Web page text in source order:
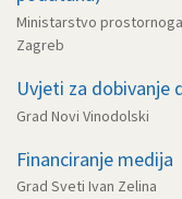
Ministarstvo
Zagreb
Uvjeti za dobivanje
Grad Novi Vinodolski
Financiranje medija
Grad Sveti Ivan Zelina